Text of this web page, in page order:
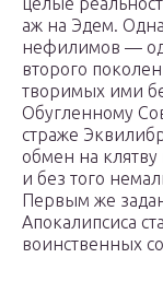
аж на Эдем.
нефилимов —
второго
творимых ими
Обугленному
страже
обмен на
и без того
Первым же
Апокалипсиса
воинственных